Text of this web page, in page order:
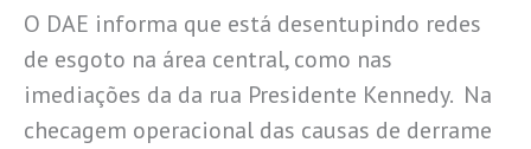
O DAE informa que está desentupindo redes
de esgoto na área central, como nas
imediações da da rua Presidente Kennedy. Na
checagem operacional das causas de derrame